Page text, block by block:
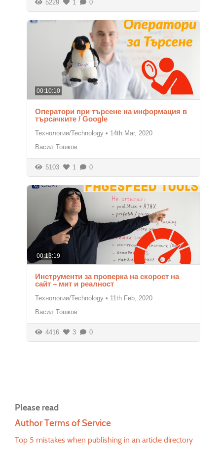
5229 1 0
00:10:10
Оператори при търсене на информация в
търсачките / Google
Технологии/Technology • 14th Mar, 2020
Васил Тошков
5103 1 0
00:13:19
Инструменти за проверка на скорост на
сайт – мит и реалност
Технологии/Technology • 11th Feb, 2020
Васил Тошков
4416 3 0
Please read
Author Terms of Service
Top 5 mistakes when publishing in an article directory